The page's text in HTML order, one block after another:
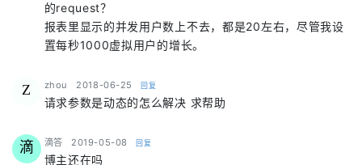
的request？
报表里显示的并发用户数上不去，都是20左右，尽管我设
置每秒1000虚拟用户的增长。
Z zhou says:
2018-06-25 回复
请求参数是动态的怎么解决 求帮助
滴 滴答 says:
2019-05-08 回复
博主还在吗